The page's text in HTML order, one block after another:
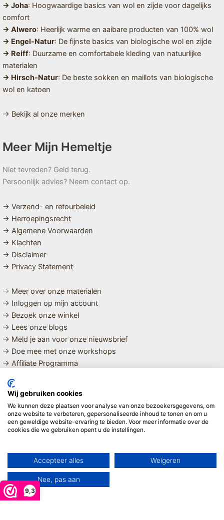
9,3
→ Joha: Hoogwaardige basics van wol en zijde voor dagelijks
comfort
→ Alwero: Heerlijk warme en aaibare producten van 100% wol
→ Engel-Natur: De fijnste basics van biologische wol en zijde
→ Reiff: Duurzame en comfortabele kleding van natuurlijke
materialen
→ Hirsch-Natur: De beste sokken en maillots van biologische
wol en katoen
→ Bekijk al onze merken
Meer Mijn Hemeltje
Niet tevreden? Geld terug.
Persoonlijk advies? Neem contact op.
→ Verzend- en retourbeleid
→ Herroepingsrecht
→ Algemene Voorwaarden
→ Klachten
→ Disclaimer
→ Privacy Statement
→ Meer over onze materialen
→ Inloggen op mijn account
→ Bezoek onze winkel
→ Lees onze blogs
→ Meld je aan voor onze nieuwsbrief
→ Doe mee met onze workshops
→ Affiliate Programma
MET LIEFDE SAMENGESTELDE
BIOLOGISCHE EN DUURZAME PRODUCTEN VOOR HET HELE
GEZIN
Wij gebruiken cookies
We kunnen deze plaatsen voor analyse van onze bezoekersgegevens, om
onze website te verbeteren, gepersonaliseerde inhoud te tonen en om u
een geweldige website-ervaring te bieden. Voor meer informatie over de
cookies die we gebruiken opent u de instellingen.
Accepteer alles Weigeren
Nee, pas aan